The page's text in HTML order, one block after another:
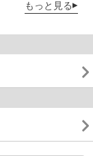
もっと見る